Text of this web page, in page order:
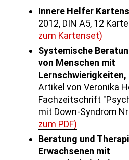
Innere Helfer
2012, DIN A5, 12
zum Kartenset)
Systemische
von Menschen mit
Lernschwierigkeiten,
Artikel von Veronika
Fachzeitschrift
mit Down-Syndrom
zum PDF)
Beratung und
Erwachsenen mit